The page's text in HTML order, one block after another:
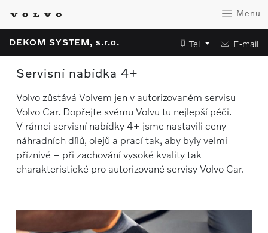
Menu
DEKOM SYSTEM, s.r.o. Tel E-mail
Servisní nabídka 4+
Volvo zůstává Volvem jen v autorizovaném servisu
Volvo Car. Dopřejte svému Volvu tu nejlepší péči.
V rámci servisní nabídky 4+ jsme nastavili ceny
náhradních dílů, olejů a prací tak, aby byly velmi
příznivé – při zachování vysoké kvality tak
charakteristické pro autorizované servisy Volvo Car.